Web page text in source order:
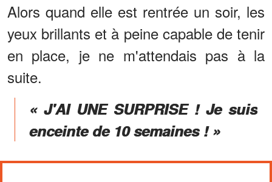
Alors quand elle est rentrée un soir, les
yeux brillants et à peine capable de tenir
en place, je ne m'attendais pas à la
suite.
« J'AI UNE SURPRISE ! Je suis
enceinte de 10 semaines ! »